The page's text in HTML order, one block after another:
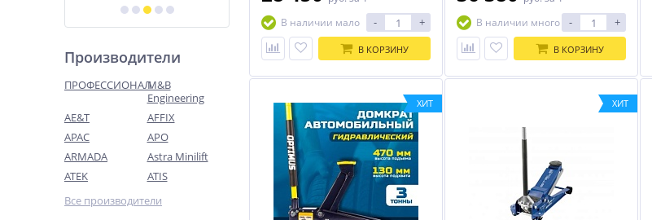
Производители
ПРОФЕССИОНАЛM&B
Engineering
AE&T
AFFIX
APAC
APO
ARMADA
Astra Minilift
ATEK
ATIS
Все производители
В наличии мало
- +
В КОРЗИНУ
В наличии много
- +
В КОРЗИНУ
ХИТ ХИТ